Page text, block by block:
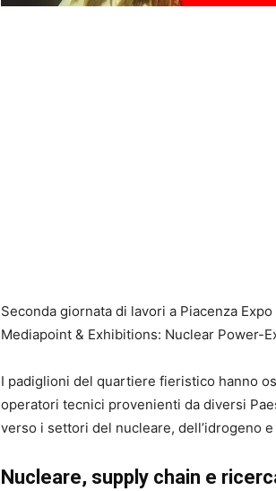
Seconda giornata di lavori a Piacenza
Mediapoint & Exhibitions: Nuclear Power-
I padiglioni del quartiere fieristico hanno
operatori tecnici provenienti da diversi
verso i settori del nucleare, dell’idrogeno
Nucleare, supply chain e